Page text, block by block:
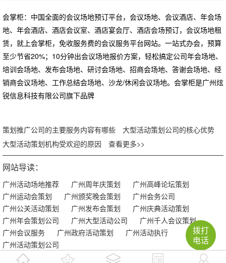
会掌柜：中国全面的会议场地预订平台，会议场地、会议酒店、年会场
地、年会酒店、酒店会议室、酒店宴会厅、酒店会场预订，会议场地租
赁，就上会掌柜，免收服务费的会议服务平台网站。一站式办会，预算
至少节省20%；10分钟出会议场地报价方案，轻松搞定公司年会场地、
培训会场地、发布会场地、研讨会场地、招商会场地、答谢会场地、经
销商会议场地、工作总结会场地、沙龙/休闲会议场地。会掌柜是广州炫
锐信息科技有限公司旗下品牌
策划推广公司的主要服务内容有哪些
大型活动策划公司的核心优势
大型活动策划机构受欢迎的原因
查看更多>>
网站导读：
广州活动场地推荐 广州周年庆策划
广州高峰论坛策划
广州运动会策划
广州颁奖晚会策划
广州会务公司
广州公关活动策划
广州发布会策划
广州庆典活动策划
广州年会策划公司
广州大型活动公司
广州千人会议策划
广州会议服务
广州政府活动策划
广州活动执行
广州活动策划公司
拨打
电话